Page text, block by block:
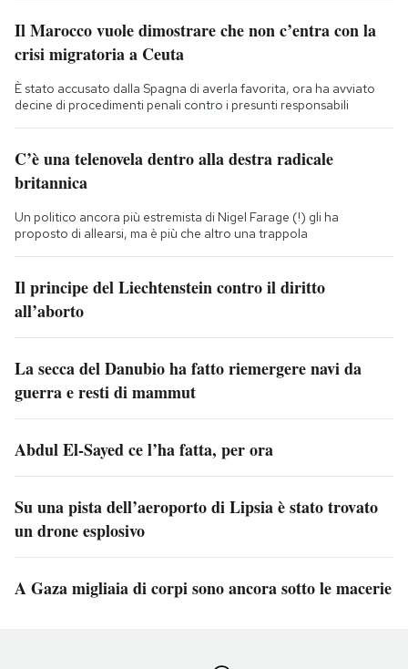
Il Marocco vuole dimostrare che non c’entra con la
crisi migratoria a Ceuta
È stato accusato dalla Spagna di averla favorita, ora ha avviato
decine di procedimenti penali contro i presunti responsabili
C’è una telenovela dentro alla destra radicale
britannica
Un politico ancora più estremista di Nigel Farage (!) gli ha
proposto di allearsi, ma è più che altro una trappola
Il principe del Liechtenstein contro il diritto
all’aborto
La secca del Danubio ha fatto riemergere navi da
guerra e resti di mammut
Abdul El-Sayed ce l’ha fatta, per ora
Su una pista dell’aeroporto di Lipsia è stato trovato
un drone esplosivo
A Gaza migliaia di corpi sono ancora sotto le macerie